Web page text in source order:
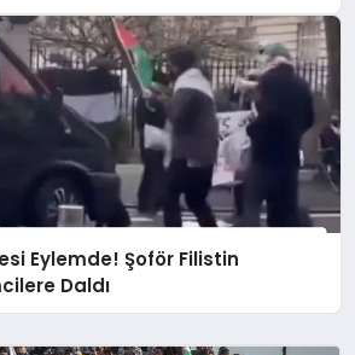
Eylemde! Şoför Filistin
Daldı